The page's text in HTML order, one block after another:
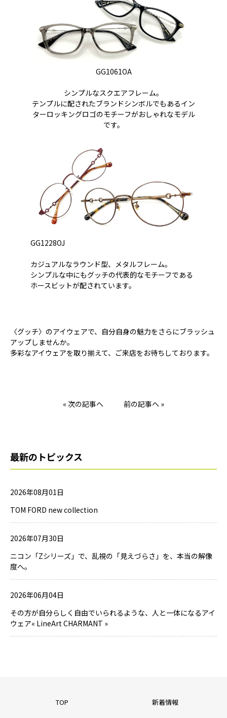
GG1061OA
シンプルなスクエアフレーム。
テンプルに配されたブランドシンボルでもあるイン
ターロッキングロゴのモチーフがおしゃれなモデル
です。
GG1228OJ
カジュアルなラウンド型、メタルフレーム。
シンプルな中にもグッチの代表的なモチーフである
ホースビットが配されています。
〈グッチ〉のアイウェアで、自分自身の魅力をさらにブラッシュ
アップしませんか。
多彩なアイウェアを取り揃えて、ご来店をお待ちしております。
« 次の記事へ 前の記事へ »
最新のトピックス
2026年08月01日
TOM FORD new collection
2026年07月30日
ニコン「Zシリーズ」で、乱視の「見えづらさ」を、本当の解像
度へ。
2026年06月04日
その方が自分らしく自由でいられるような、人と一体になるアイ
ウェア« LineArt CHARMANT »
TOP 新着情報